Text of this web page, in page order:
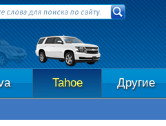
Tahoe Другие